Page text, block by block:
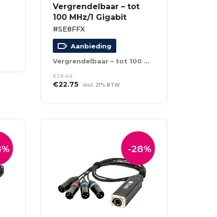
Vergrendelbaar – tot
100 MHz/1 Gigabit
#SE8FFX
Aanbieding
Vergrendelbaar – tot 100 MHz/1 Gigabit
€28.44
Oorspronkelijke
was:
€22.75Huidige
is:
incl. 21% BTW
WINKELWAGEN
-28%